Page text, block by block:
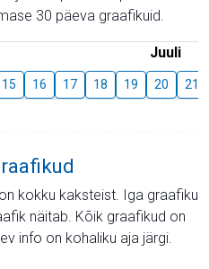
30 päeva graafikuid.
Juuli
15 16 17 18 19 20 21
kokku kaksteist. Iga graafiku
näitab. Kõik graafikud on
info on kohaliku aja järgi.